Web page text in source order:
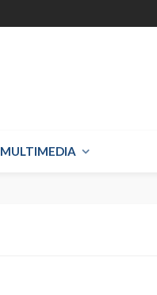
MULTIMEDIA